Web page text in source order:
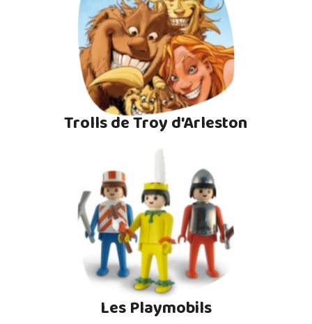
Trolls de Troy d'Arleston
Les Playmobils